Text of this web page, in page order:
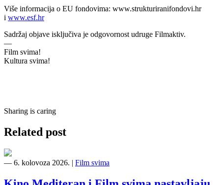
Više informacija o EU fondovima: www.strukturiranifondovi.hr
i www.esf.hr
Sadržaj objave isključiva je odgovornost udruge Filmaktiv.
—
Film svima!
Kultura svima!
Sharing is caring
Related post
― 6. kolovoza 2026. | Film svima